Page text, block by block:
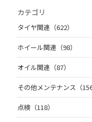
カテゴリ
タイヤ関連（622）
ホイール関連（98）
オイル関連（87）
その他メンテナンス（156
点検（118）